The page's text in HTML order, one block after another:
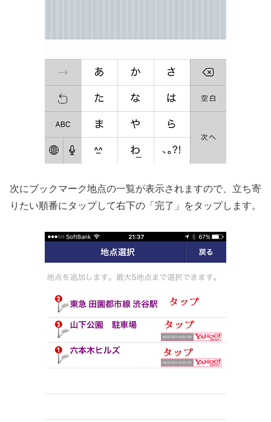
次にブックマーク地点の一覧が表示されますので、立ち寄
りたい順番にタップして右下の「完了」をタップします。